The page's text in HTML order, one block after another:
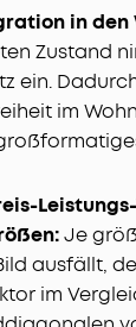
in den
Zustand
ein.
im
Je
ausfällt,
im